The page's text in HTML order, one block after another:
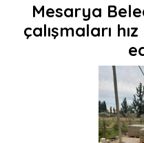
Mesarya
çalışmaları